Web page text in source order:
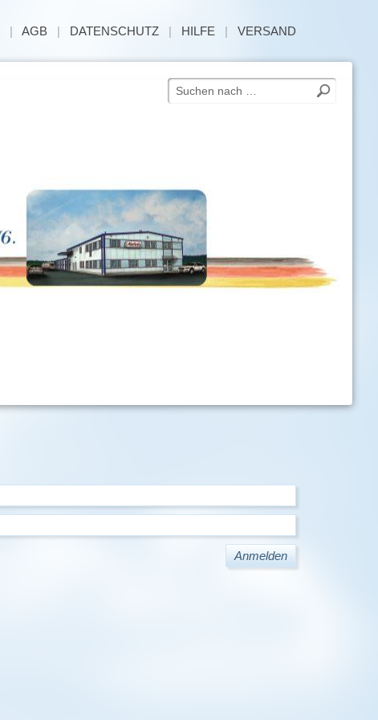
| AGB | DATENSCHUTZ | HILFE | VERSAND